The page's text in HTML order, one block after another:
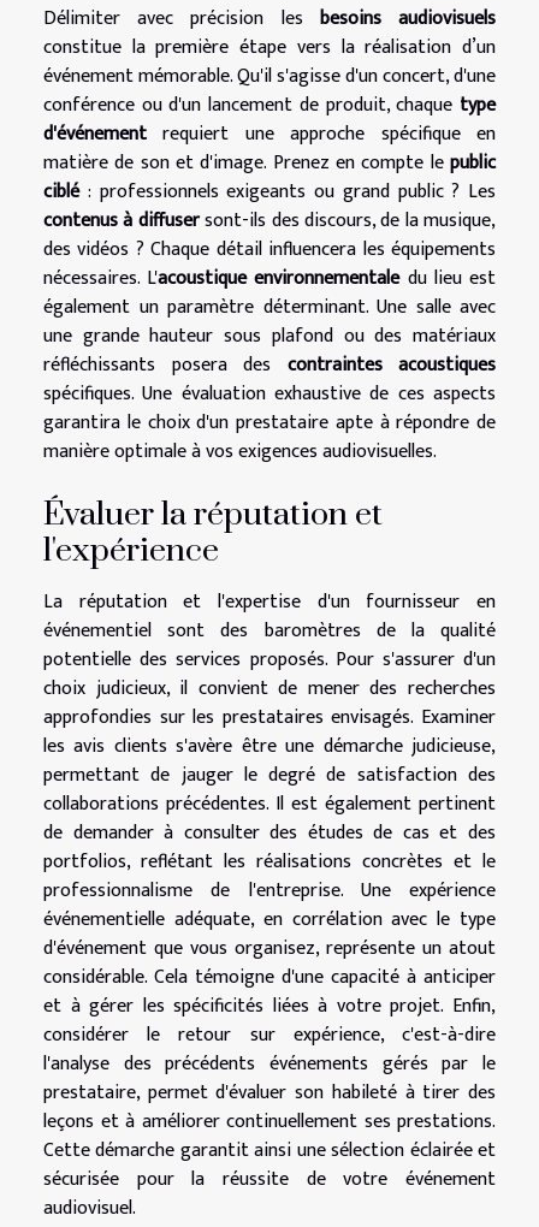
Délimiter avec précision les besoins audiovisuels
constitue la première étape vers la réalisation d’un
événement mémorable. Qu'il s'agisse d'un concert, d'une
conférence ou d'un lancement de produit, chaque type
d'événement requiert une approche spécifique en
matière de son et d'image. Prenez en compte lepublic
ciblé: professionnels exigeants ou grand public ? Les
contenus à diffusersont-ils des discours, de la musique,
des vidéos ? Chaque détail influencera les équipements
nécessaires. L'acoustique environnementaledu lieu est
également un paramètre déterminant. Une salle avec
une grande hauteur sous plafond ou des matériaux
réfléchissants posera des contraintes acoustiques
spécifiques. Une évaluation exhaustive de ces aspects
garantira le choix d'un prestataire apte à répondre de
manière optimale à vos exigences audiovisuelles.
Évaluer la réputation et
l'expérience
La réputation et l'expertise d'un fournisseur en
événementiel sont des baromètres de la qualité
potentielle des services proposés. Pour s'assurer d'un
choix judicieux, il convient de mener des recherches
approfondies sur les prestataires envisagés. Examiner
les avis clients s'avère être une démarche judicieuse,
permettant de jauger le degré de satisfaction des
collaborations précédentes. Il est également pertinent
de demander à consulter des études de cas et des
portfolios, reflétant les réalisations concrètes et le
professionnalisme de l'entreprise. Une expérience
événementielle adéquate, en corrélation avec le type
d'événement que vous organisez, représente un atout
considérable. Cela témoigne d'une capacité à anticiper
et à gérer les spécificités liées à votre projet. Enfin,
considérer le retour sur expérience, c'est-à-dire
l'analyse des précédents événements gérés par le
prestataire, permet d'évaluer son habileté à tirer des
leçons et à améliorer continuellement ses prestations.
Cette démarche garantit ainsi une sélection éclairée et
sécurisée pour la réussite de votre événement
audiovisuel.